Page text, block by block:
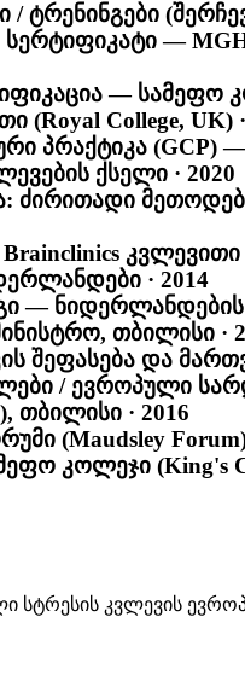
/ ტრენინგები
სერტიფიკატი —
— სამეფო
(Royal College, UK)
პრაქტიკა (GCP)
ქსელი · 2020
ძირითადი
კვლევითი
· 2014
— ნიდერლანდების
თბილისი ·
შეფასება და
/ ევროპული
თბილისი · 2016
(Maudsley
კოლეჯი (King's
სტრესის კვლევის